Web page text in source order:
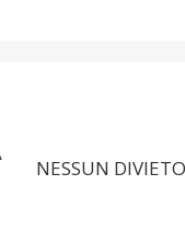
NESSUN DIVIETO